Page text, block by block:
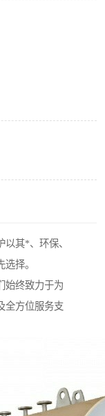
其*、环保、
择。
始终致力于为
全方位服务支